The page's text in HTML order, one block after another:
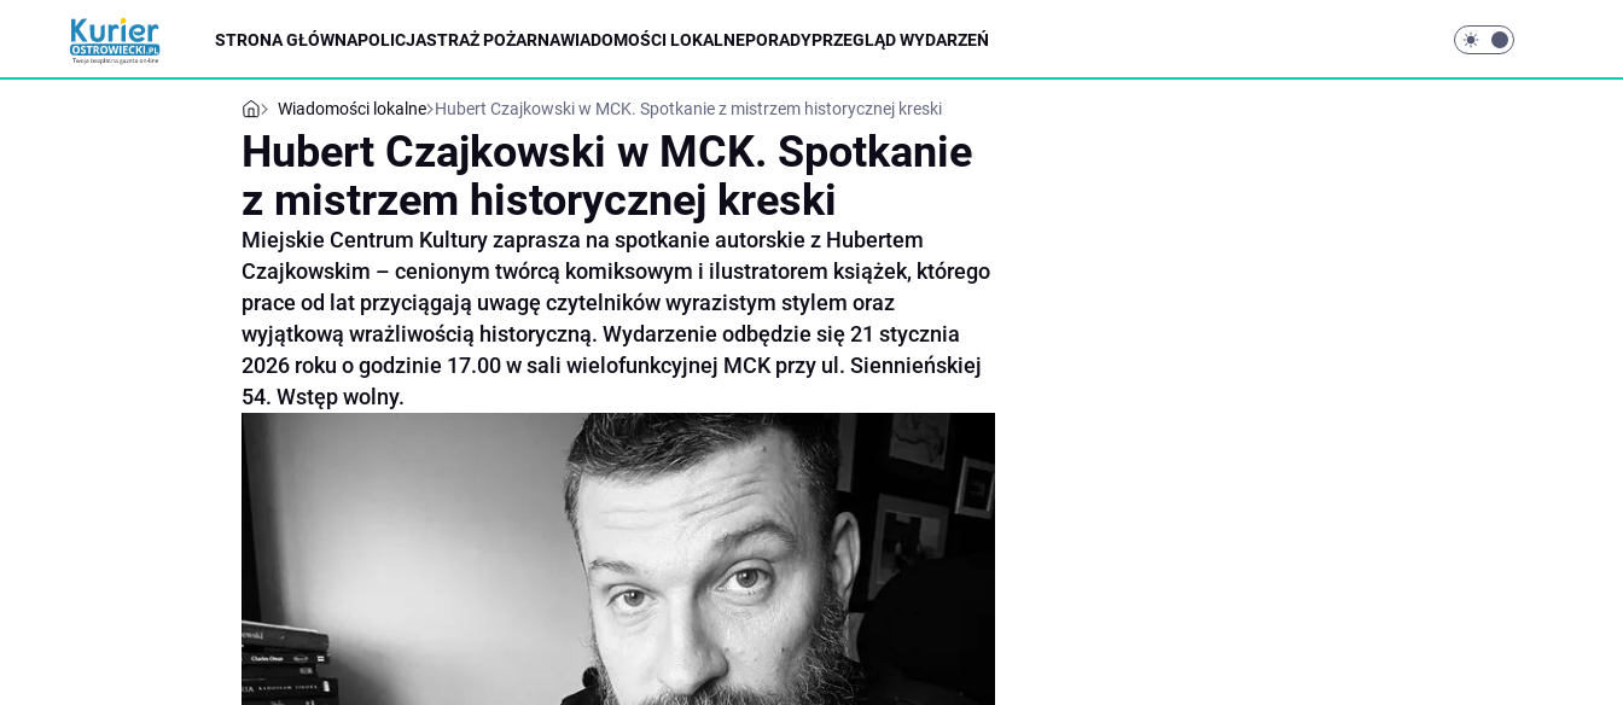
STRONA GŁÓWNAPOLICJASTRAŻ POŻARNAWIADOMOŚCI LOKALNEPORADYPRZEGLĄD WYDARZEŃ
Wiadomości lokalne Hubert Czajkowski w MCK. Spotkanie z mistrzem historycznej kreski
Hubert Czajkowski w MCK. Spotkanie
z mistrzem historycznej kreski
Miejskie Centrum Kultury zaprasza na spotkanie autorskie z Hubertem
Czajkowskim – cenionym twórcą komiksowym i ilustratorem książek, którego
prace od lat przyciągają uwagę czytelników wyrazistym stylem oraz
wyjątkową wrażliwością historyczną. Wydarzenie odbędzie się 21 stycznia
2026 roku o godzinie 17.00 w sali wielofunkcyjnej MCK przy ul. Siennieńskiej
54. Wstęp wolny.